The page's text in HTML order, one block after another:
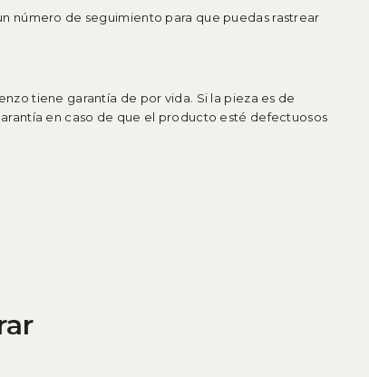
número de seguimiento para que puedas rastrear
tiene garantía de por vida. Si la pieza es de
en caso de que el producto esté defectuosos